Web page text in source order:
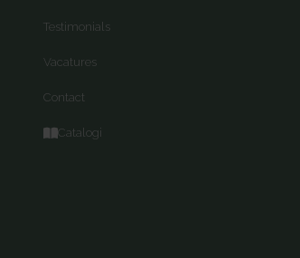
Testimonials
Vacatures
Contact
Catalogi